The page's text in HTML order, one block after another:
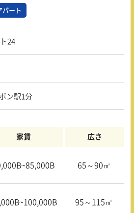
パート
24
ン駅1分
家賃 広さ
65～90㎡
95～115㎡